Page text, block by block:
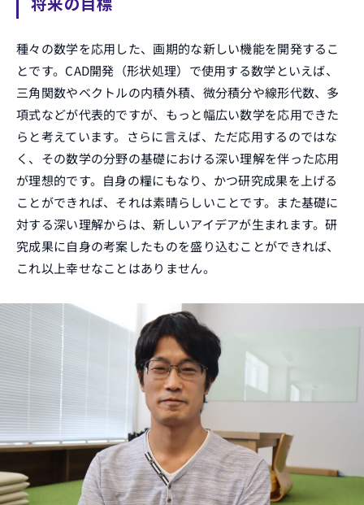
種々の数学を応用した、画期的な新しい機能を開発するこ
とです。CAD開発（形状処理）で使用する数学といえば、
三角関数やベクトルの内積外積、微分積分や線形代数、多
項式などが代表的ですが、もっと幅広い数学を応用できた
らと考えています。さらに言えば、ただ応用するのではな
く、その数学の分野の基礎における深い理解を伴った応用
が理想的です。自身の糧にもなり、かつ研究成果を上げる
ことができれば、それは素晴らしいことです。また基礎に
対する深い理解からは、新しいアイデアが生まれます。研
究成果に自身の考案したものを盛り込むことができれば、
これ以上幸せなことはありません。